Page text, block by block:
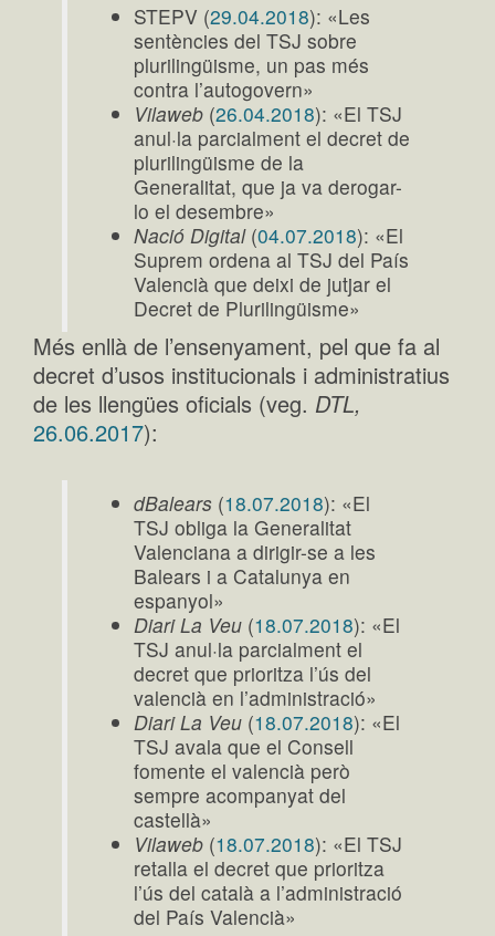
STEPV (29.04.2018): «Les
sentències del TSJ sobre
plurilingüisme, un pas més
contra l’autogovern»
Vilaweb (26.04.2018): «El TSJ
anul·la parcialment el decret de
plurilingüisme de la
Generalitat, que ja va derogar-
lo el desembre»
Nació Digital(04.07.2018): «El
Suprem ordena al TSJ del País
Valencià que deixi de jutjar el
Decret de Plurilingüisme»
Més enllà de l’ensenyament, pel que fa al
decret d’usos institucionals i administratius
de les llengües oficials (veg. DTL,
26.06.2017):
dBalears (18.07.2018): «El
TSJ obliga la Generalitat
Valenciana a dirigir-se a les
Balears i a Catalunya en
espanyol»
Diari La Veu (18.07.2018): «El
TSJ anul·la parcialment el
decret que prioritza l’ús del
valencià en l’administració»
Diari La Veu (18.07.2018): «El
TSJ avala que el Consell
fomente el valencià però
sempre acompanyat del
castellà»
Vilaweb (18.07.2018): «El TSJ
retalla el decret que prioritza
l’ús del català a l’administració
del País Valencià»